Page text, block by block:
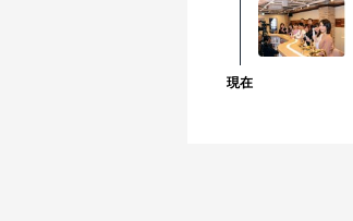
現在